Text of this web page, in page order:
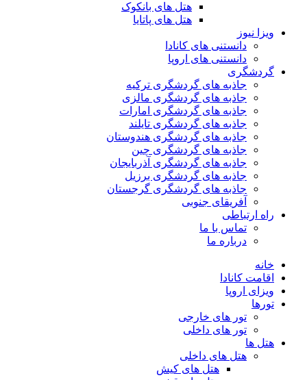
هتل های بانکوک
هتل های پاتایا
ویزا نیوز
دانستنی های کانادا
دانستنی های اروپا
گردشگری
جاذبه های گردشگری ترکیه
جاذبه های گردشگری مالزی
جاذبه های گردشگری امارات
جاذبه های گردشگری تایلند
جاذبه های گردشگری هندوستان
جاذبه های گردشگری چین
جاذبه های گردشگری آذربایجان
جاذبه های گردشگری برزیل
جاذبه های گردشگری گرجستان
آفریقای جنوبی
راه ارتباطی
تماس با ما
درباره ما
خانه
اقامت کانادا
ویزای اروپا
تورها
تور های خارجی
تور های داخلی
هتل ها
هتل های داخلی
هتل های کیش